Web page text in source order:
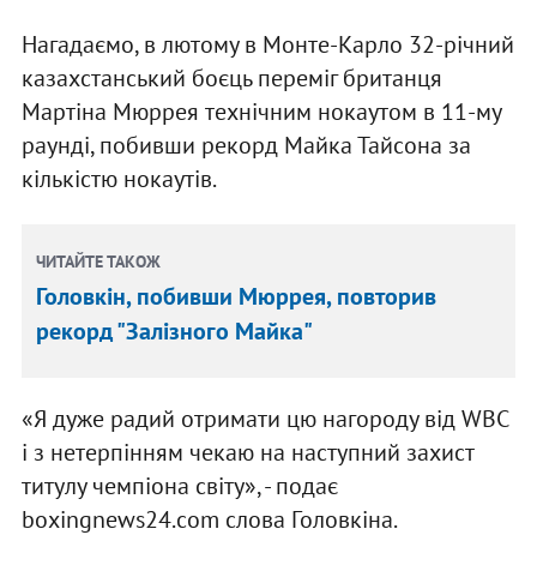
Нагадаємо, в лютому в Монте-Карло 32-річний
казахстанський боєць переміг британця
Мартіна Мюррея технічним нокаутом в 11-му
раунді, побивши рекорд Майка Тайсона за
кількістю нокаутів.
ЧИТАЙТЕ ТАКОЖ
Головкін, побивши Мюррея, повторив
рекорд "Залізного Майка"
«Я дуже радий отримати цю нагороду від WBC
і з нетерпінням чекаю на наступний захист
титулу чемпіона світу», - подає
boxingnews24.com слова Головкіна.